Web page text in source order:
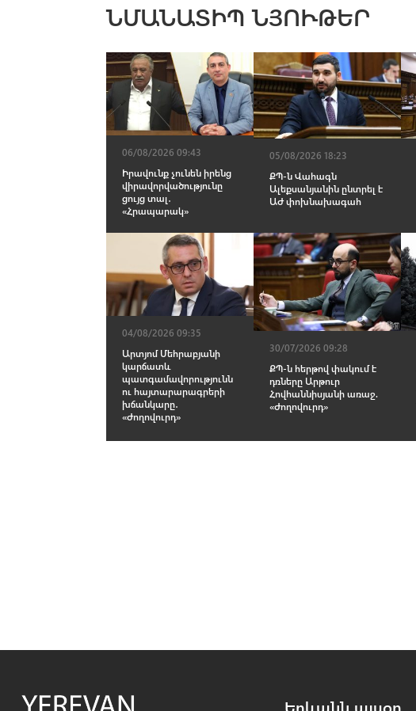
ՆՄԱՆԱՏԻՊ ՆՅՈՒԹԵՐ
06/08/2026 09:43
Իրավունք չունեն իրենց
վիրավորվածությունը
ցույց տալ․
«Հրապարակ»
05/08/2026 18:23
ՔՊ-ն Վահագն
Ալեքսանյանին ընտրել է
ԱԺ փոխնախագահ
04/08/2026 09:35
Արտյոմ Մեհրաբյանի
կարճատև
պատգամավորությունն
ու հայտարարագրերի
խճանկարը․
«Ժողովուրդ»
30/07/2026 09:28
ՔՊ-ն հերթով փակում է
դռները Արթուր
Հովհաննիսյանի առաջ.
«Ժողովուրդ»
Երևանն այսօր